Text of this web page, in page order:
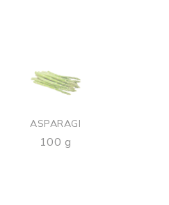
ASPARAGI
100 g